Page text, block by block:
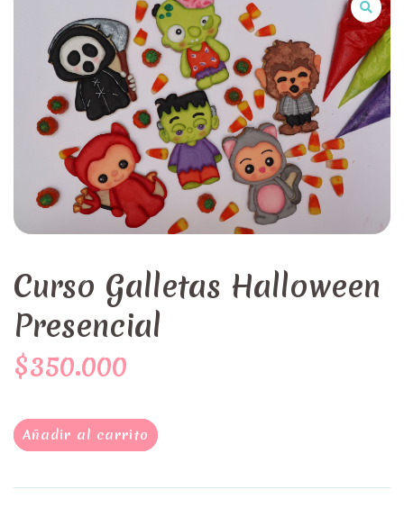
Curso Galletas Halloween
Presencial
$350.000
Añadir al carrito